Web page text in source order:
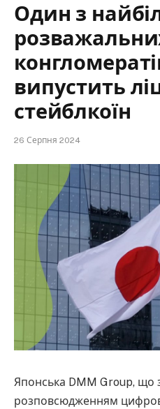
Один з
випустить
стейблкоїн
26 Серпня 2024
Японська DMM Group, що
розповсюдженням